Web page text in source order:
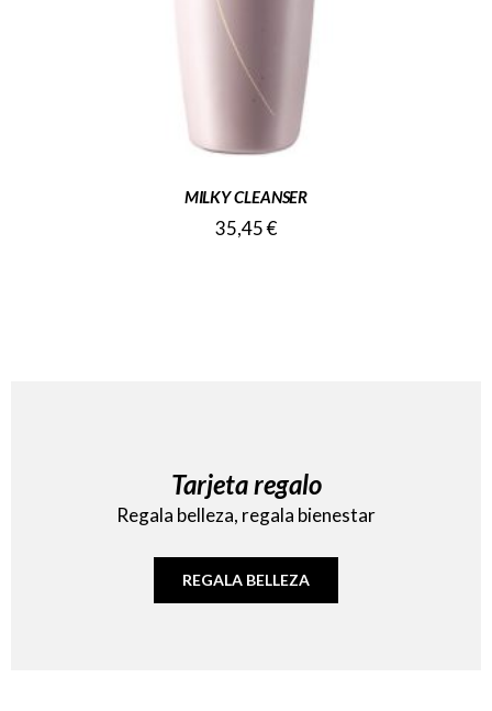
MILKY CLEANSER
35,45€
Tarjeta regalo
Regala belleza, regala bienestar
REGALA BELLEZA